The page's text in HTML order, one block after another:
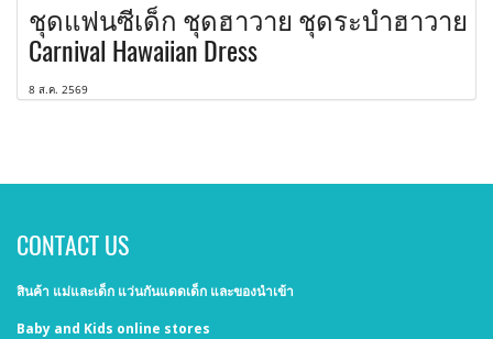
ชุดแฟนซีเด็ก ชุดฮาวาย ชุดระบำฮาวาย
Carnival Hawaiian Dress
8 ส.ค. 2569
CONTACT US
สินค้า แม่และเด็ก แว่นกันแดดเด็ก และของนำเข้า
Baby and Kids online stores